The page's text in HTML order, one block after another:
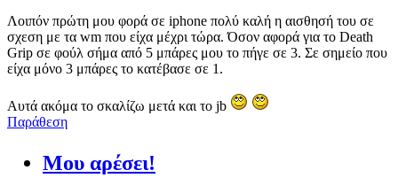
Λοιπόν πρώτη μου φορά σε iphone πολύ καλή η αισθησή του σε
σχεση με τα wm που είχα μέχρι τώρα. Όσον αφορά για το Death
Grip σε φούλ σήμα από 5 μπάρες μου το πήγε σε 3. Σε σημείο που
είχα μόνο 3 μπάρες το κατέβασε σε 1.
Αυτά ακόμα το σκαλίζω μετά και το jb
Παράθεση
Μου αρέσει!